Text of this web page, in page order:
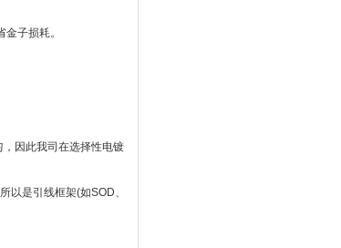
子损耗。
因此我司在选择性电镀
以是引线框架(如SOD、